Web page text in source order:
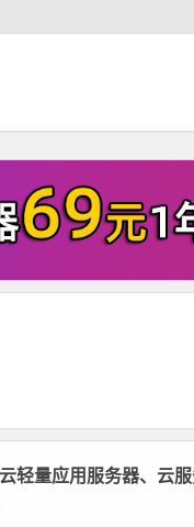
轻量应用服务器、云